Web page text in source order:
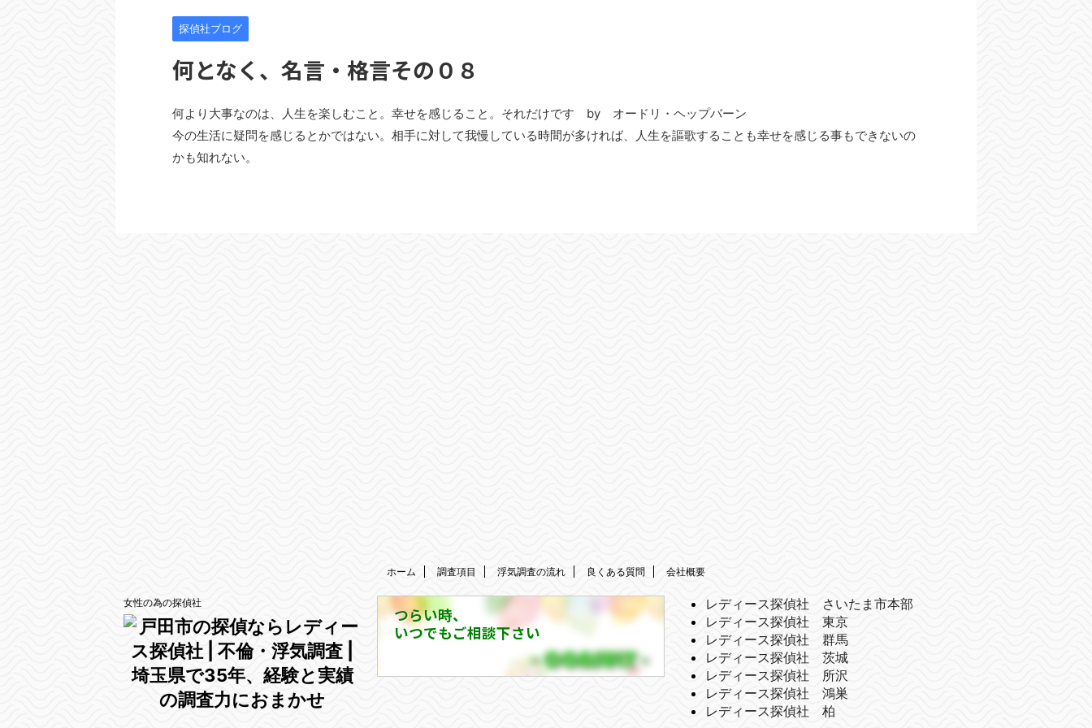
探偵社ブログ
何となく、名言・格言その０８
何より大事なのは、人生を楽しむこと。幸せを感じること。それだけです by オードリ・ヘップバーン
今の生活に疑問を感じるとかではない。相手に対して我慢している時間が多ければ、人生を謳歌することも幸せを感じる事もできないの
かも知れない。
ホーム 調査項目 浮気調査の流れ 良くある質問 会社概要
つらい時、
いつでもご相談下さい
レディース探偵社 さいたま市本部
レディース探偵社 東京
レディース探偵社 群馬
レディース探偵社 茨城
レディース探偵社 所沢
レディース探偵社 鴻巣
レディース探偵社 柏
女性の為の探偵社